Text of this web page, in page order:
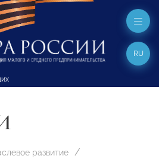
RU
развитие